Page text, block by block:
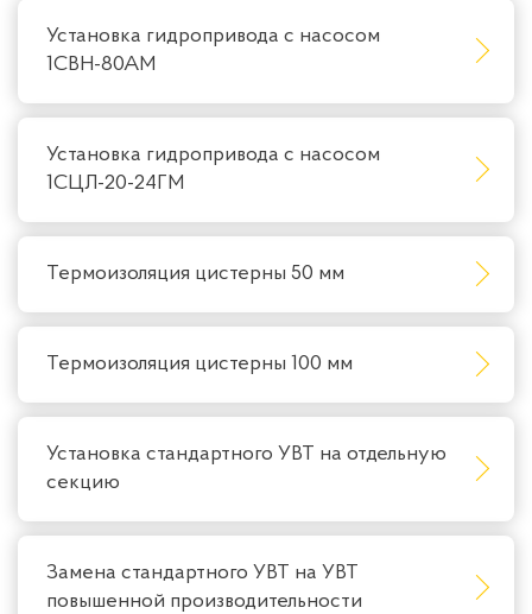
Установка гидропривода с насосом
1СВН-80АМ
Установка гидропривода с насосом
1СЦЛ-20-24ГМ
Термоизоляция цистерны 50 мм
Термоизоляция цистерны 100 мм
Установка стандартного УВТ на отдельную
секцию
Замена стандартного УВТ на УВТ
повышенной производительности